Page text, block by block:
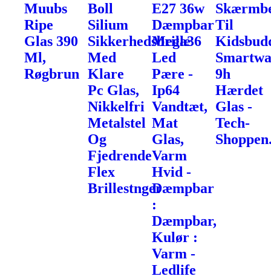
Muubs
Ripe
Glas 390
Ml,
Røgbrun
Boll
Silium
Sikkerhedsbrille
Med
Klare
Pc Glas,
Nikkelfri
Metalstel
Og
Fjedrende
Flex
Brillestnger
E27 36w
Dæmpbar
Mega36
Led
Pære -
Ip64
Vandtæt,
Mat
Glas,
Varm
Hvid -
Dæmpbar
:
Dæmpbar,
Kulør :
Varm -
Ledlife
Til
9h
Hærdet
Glas -
Tech-